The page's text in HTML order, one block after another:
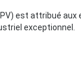
est attribué aux
exceptionnel.